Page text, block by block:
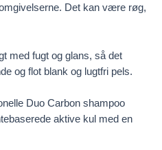
Det kan være røg,
med fugt og glans, så det
og flot blank og lugtfri pels.
Duo Carbon shampoo
aktive kul med en